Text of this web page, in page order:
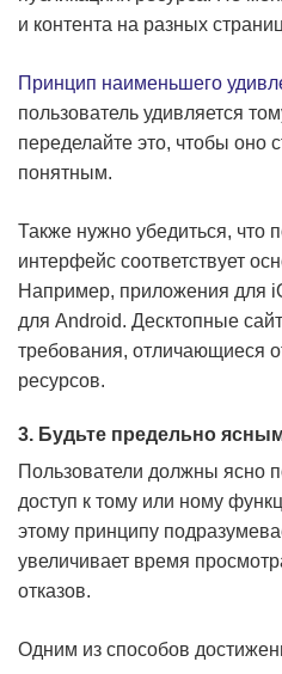
и контента на разных
Принцип наименьшего
пользователь удивляется
переделайте это, чтобы оно
понятным.
Также нужно убедиться, что
интерфейс соответствует
Например, приложения для
для Android. Десктопные
требования, отличающиеся
ресурсов.
3. Будьте предельно
Пользователи должны ясно
доступ к тому или ному
этому принципу
увеличивает время
отказов.
Одним из способов